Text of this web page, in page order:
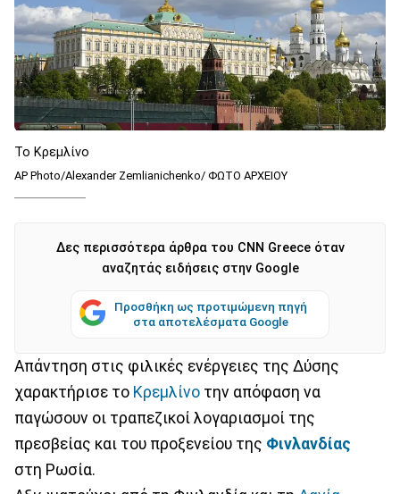
Το Κρεμλίνο
AP Photo/Alexander Zemlianichenko/ ΦΩΤΟ ΑΡΧΕΙΟΥ
Δες περισσότερα άρθρα του CNN Greece όταν
αναζητάς ειδήσεις στην Google
Προσθήκη ως προτιμώμενη πηγή
στα αποτελέσματα Google
Απάντηση στις φιλικές ενέργειες της Δύσης
χαρακτήρισε το Κρεμλίνο την απόφαση να
παγώσουν οι τραπεζικοί λογαριασμοί της
πρεσβείας και του προξενείου της Φινλανδίας
στη Ρωσία.